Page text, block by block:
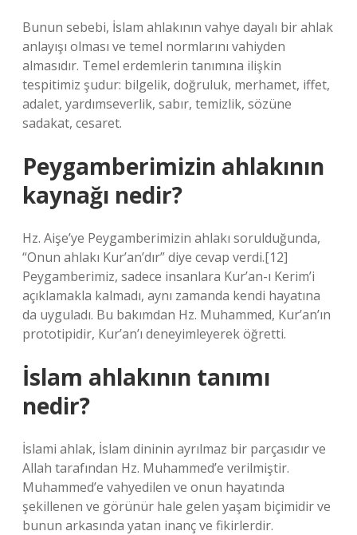
Bunun sebebi, İslam ahlakının vahye dayalı bir ahlak
anlayışı olması ve temel normlarını vahiyden
almasıdır. Temel erdemlerin tanımına ilişkin
tespitimiz şudur: bilgelik, doğruluk, merhamet, iffet,
adalet, yardımseverlik, sabır, temizlik, sözüne
sadakat, cesaret.
Peygamberimizin ahlakının
kaynağı nedir?
Hz. Aişe’ye Peygamberimizin ahlakı sorulduğunda,
“Onun ahlakı Kur’an’dır” diye cevap verdi.[12]
Peygamberimiz, sadece insanlara Kur’an-ı Kerim’i
açıklamakla kalmadı, aynı zamanda kendi hayatına
da uyguladı. Bu bakımdan Hz. Muhammed, Kur’an’ın
prototipidir, Kur’an’ı deneyimleyerek öğretti.
İslam ahlakının tanımı
nedir?
İslami ahlak, İslam dininin ayrılmaz bir parçasıdır ve
Allah tarafından Hz. Muhammed’e verilmiştir.
Muhammed’e vahyedilen ve onun hayatında
şekillenen ve görünür hale gelen yaşam biçimidir ve
bunun arkasında yatan inanç ve fikirlerdir.